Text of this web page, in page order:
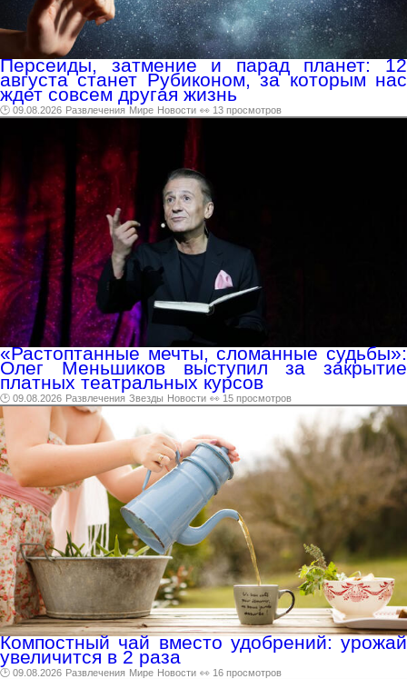
Персеиды, затмение и парад планет: 12
августа станет Рубиконом, за которым нас
ждет совсем другая жизнь
🕑 09.08.2026 Развлечения Мире Новости 👀 13 просмотров
«Растоптанные мечты, сломанные судьбы»:
Олег Меньшиков выступил за закрытие
платных театральных курсов
🕑 09.08.2026 Развлечения Звезды Новости 👀 15 просмотров
Компостный чай вместо удобрений: урожай
увеличится в 2 раза
🕑 09.08.2026 Развлечения Мире Новости 👀 16 просмотров